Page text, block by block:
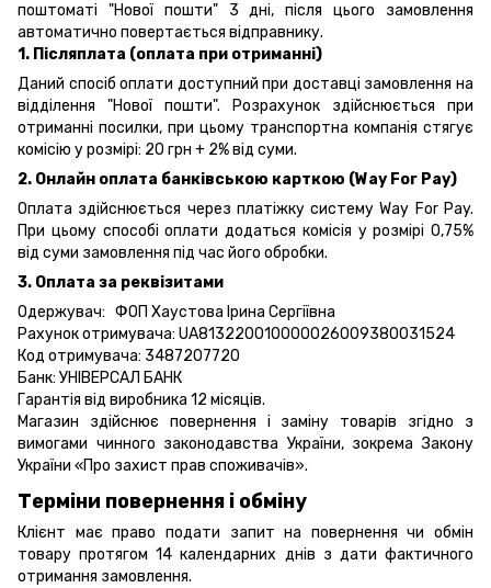
поштоматі "Нової пошти" 3 дні, після цього замовлення
автоматично повертається відправнику.
1. Післяплата (оплата при отриманні)
Даний спосіб оплати доступний при доставці замовлення на
відділення "Нової пошти". Розрахунок здійснюється при
отриманні посилки, при цьому транспортна компанія стягує
комісію у розмірі: 20 грн + 2% від суми.
2. Онлайн оплата банківською карткою (Way For Pay)
Оплата здійснюється через платіжку систему Way For Pay.
При цьому способі оплати додаться комісія у розмірі 0,75%
від суми замовлення під час його обробки.
3. Оплата за реквізитами
Одержувач: ФОП Хаустова Ірина Сергіївна
Рахунок отримувача: UA813220010000026009380031524
Код отримувача: 3487207720
Банк: УНІВЕРСАЛ БАНК
Гарантія від виробника 12 місяців.
Магазин здійснює повернення і заміну товарів згідно з
вимогами чинного законодавства України, зокремаЗакону
України «Про захист прав споживачів».
Терміни повернення і обміну
Клієнт має право подати запит на повернення чи обмін
товару протягом 14 календарних днів з дати фактичного
отримання замовлення.